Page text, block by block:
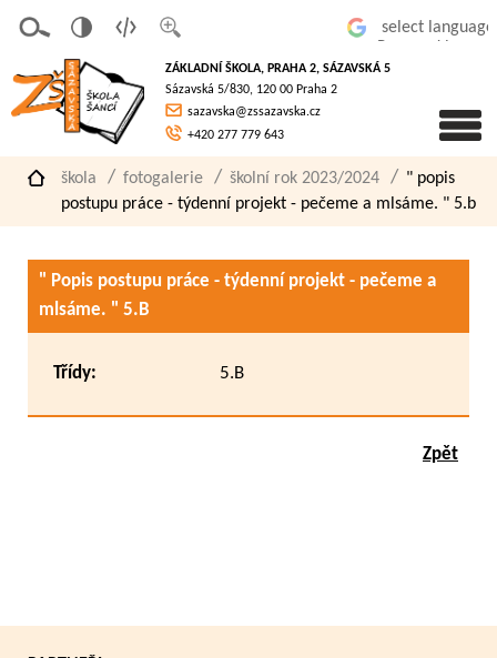
písmo
á
verze
pro
slaboz
raké
ZÁKLADNÍ ŠKOLA, PRAHA 2, SÁZAVSKÁ 5
Sázavská 5/830, 120 00 Praha 2
sazavska@zssazavska.cz
+420 277 779 643
škola fotogalerie školní rok 2023/2024
" popis
postupu práce - týdenní projekt - pečeme a mlsáme. " 5.b
" Popis postupu práce - týdenní projekt - pečeme a
mlsáme. " 5.B
Třídy: 5.B
Zpět